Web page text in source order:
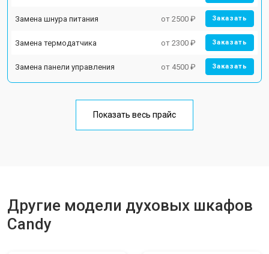
Замена шнура питания от 2500 ₽ Заказать
Замена термодатчика от 2300 ₽ Заказать
Замена панели управления от 4500 ₽ Заказать
Показать весь прайс
Другие модели духовых шкафов
Candy